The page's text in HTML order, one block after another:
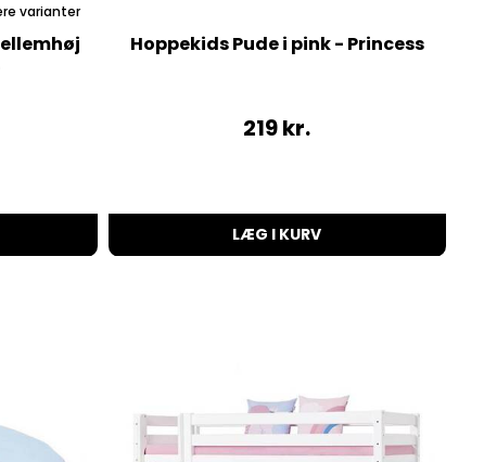
varianter
Hoppekids Pude i pink - Princess
219kr.
LÆG I KURV